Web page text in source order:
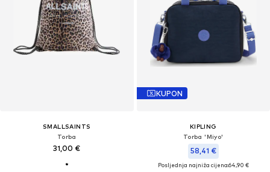
SMALLSAINTS
Torba
31,00 €
KUPON
KIPLING
Torba 'Miyo'
58,41 €
Posljednja najniža cijena:64,90 €